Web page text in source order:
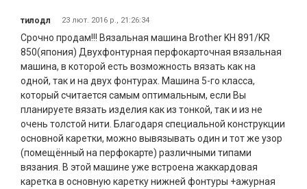
тилодл 23 лют. 2016 р., 21:26:34
Срочно продам!!! Вязальная машина Brother KH 891/KR
850(япония) Двухфонтурная перфокарточная вязальная
машина, в которой есть возможность вязать как на
одной, так и на двух фонтурах. Машина 5-го класса,
который считается самым оптимальным, если Вы
планируете вязать изделия как из тонкой, так и из не
очень толстой нити. Благодаря специальной конструкции
основной каретки, можно вывязывать один и тот же узор
(помещённый на перфокарте) различными типами
вязания. В этой машине уже встроена жаккардовая
каретка в основную каретку нижней фонтуры +ажурная